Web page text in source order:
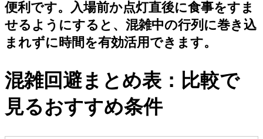
便利です。入場前か点灯直後に食事をすま
せるようにすると、混雑中の行列に巻き込
まれずに時間を有効活用できます。
混雑回避まとめ表：比較で
見るおすすめ条件